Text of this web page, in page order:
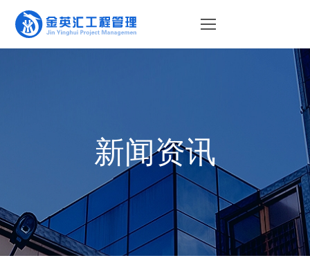
查需知
新闻资讯 行业新闻
企业新闻
项目展示
服务体系
企业概况
新闻资讯